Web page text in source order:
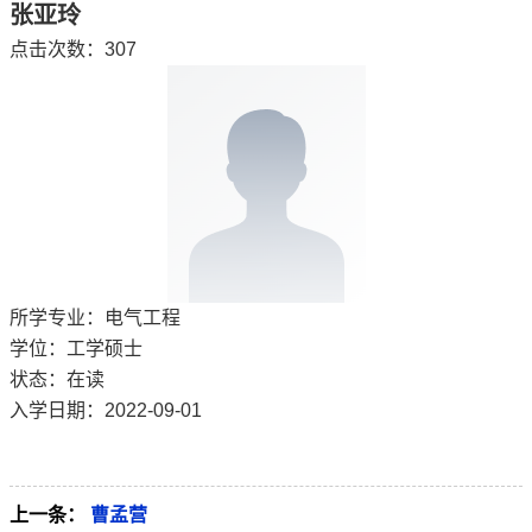
张亚玲
点击次数： 307
所学专业：电气工程
学位：工学硕士
状态：在读
入学日期：2022-09-01
上一条： 曹孟营